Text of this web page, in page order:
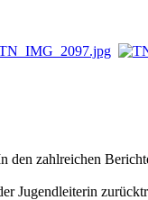
zahlreichen
Jugendleiterin